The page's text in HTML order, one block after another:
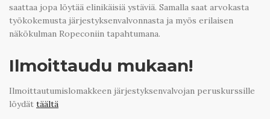
saattaa jopa löytää elinikäisiä ystäviä. Samalla saat arvokasta
työkokemusta järjestyksenvalvonnasta ja myös erilaisen
näkökulman Ropeconiin tapahtumana.
Ilmoittaudu mukaan!
Ilmoittautumislomakkeen järjestyksenvalvojan peruskurssille
löydät täältä